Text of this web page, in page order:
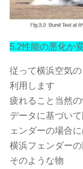
5.2性能の悪化か
従って横浜空気
利用します
疲れること当然の
データに基づい
ェンダーの場合
横浜フェンダー
そのような物